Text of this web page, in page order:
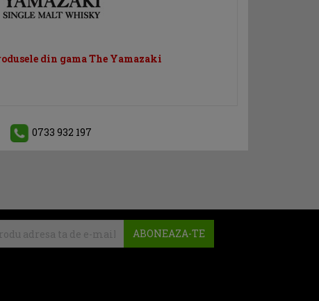
din gama The Yamazaki
0733 932 197
ABONEAZA-TE